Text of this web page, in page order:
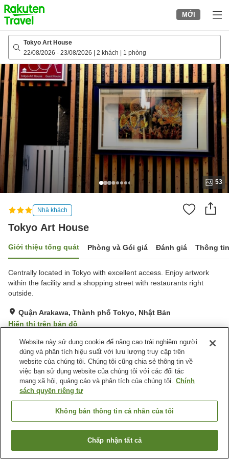
to
top
page
MỚI
Tokyo Art House
22/08/2026 - 23/08/2026 2 khách 1 phòng
53
Nhà khách
Tokyo Art House
Giới thiệu tổng quát Phòng và Gói giá Đánh giá Thông
Centrally located in Tokyo with excellent access. Enjoy artwork
within the facility and a shopping street with restaurants right
outside.
Quận Arakawa, Thành phố Tokyo, Nhật Bản
Hiển thị trên bản đồ
Đánh giá: 1lượt
Tiện nghi chỗ nghỉ
Lounge
Giặt ủi miễn phí
Giặt ủi có phí
Trang chủ Nhật Bản Thành phố Tokyo
Quận Arakawa
Tokyo Art House
Tìm phòng trống
Website này sử dụng cookie để nâng cao trải nghiệm người
dùng và phân tích hiệu suất với lưu lượng truy cập trên
website của chúng tôi. Chúng tôi cũng chia sẻ thông tin về
việc bạn sử dụng website của chúng tôi với các đối tác
mạng xã hội, quảng cáo và phân tích của chúng tôi. Chính
sách quyền riêng tư
Không bán thông tin cá nhân của tôi
Chấp nhận tất cả